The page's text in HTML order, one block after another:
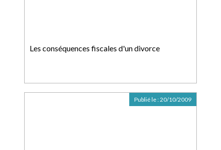
Les conséquences fiscales d'un divorce
Publié le :20/10/2009